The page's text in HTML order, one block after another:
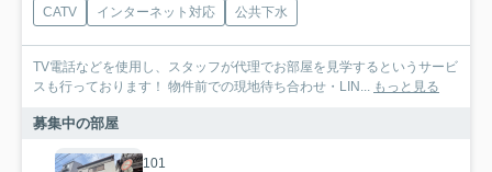
CATV インターネット対応 公共下水
TV電話などを使用し、スタッフが代理でお部屋を見学するというサービ
スも行っております！ 物件前での現地待ち合わせ・LIN...
もっと見る
募集中の部屋
101